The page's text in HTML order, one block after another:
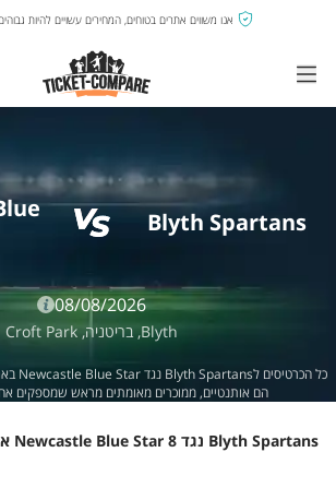
אנו משווים אתרים בטוחים, המחירים עשויים להיות
Blyth Spartans
08/08/2026
Blyth, בריטניה, Croft Park
הם אותנטיים, ממוכרים מאומתים מראש שמספקים
Blyth Spartans נגד Newcastle Blue Star 8 אוג' 2026